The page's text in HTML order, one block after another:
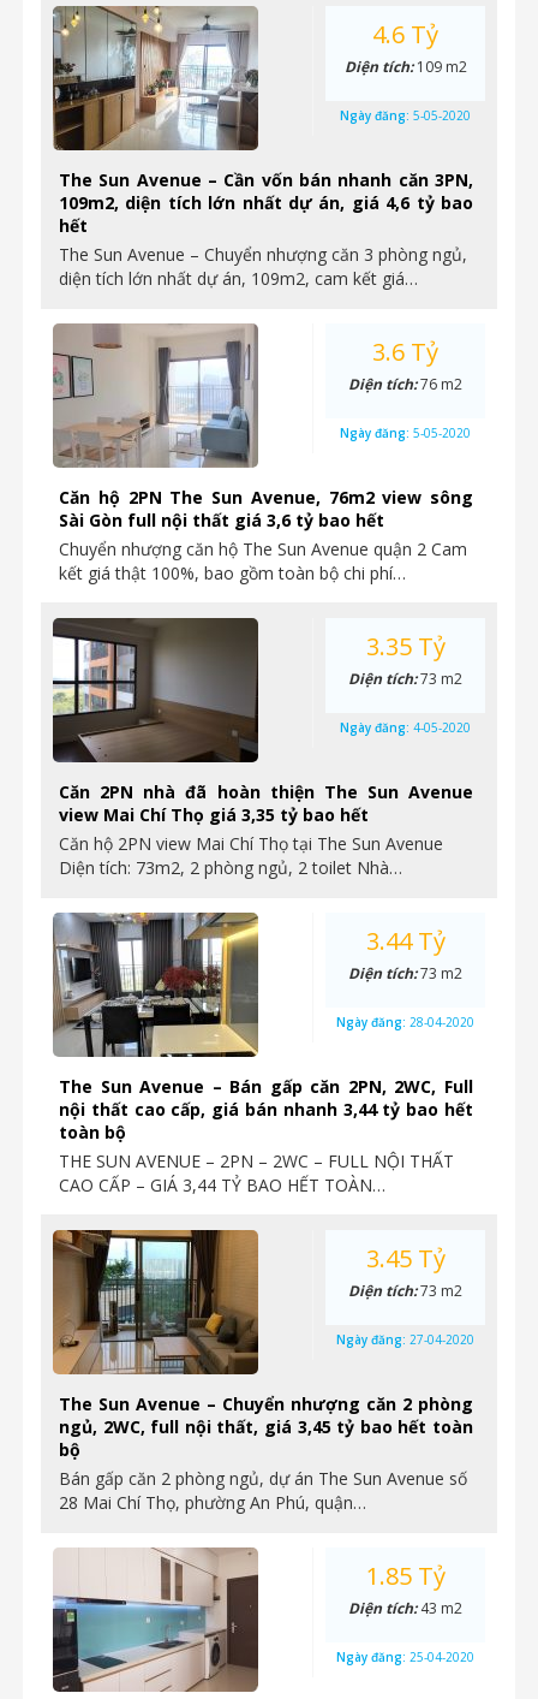
The Sun Avenue – Cần vốn bán nhanh căn 3PN,
109m2, diện tích lớn nhất dự án, giá 4,6 tỷ bao
hết
The Sun Avenue – Chuyển nhượng căn 3 phòng ngủ,
diện tích lớn nhất dự án, 109m2, cam kết giá…
4.6 Tỷ
Diện tích:109 m2
Ngày đăng: 5-05-2020
Căn hộ 2PN The Sun Avenue, 76m2 view sông
Sài Gòn full nội thất giá 3,6 tỷ bao hết
Chuyển nhượng căn hộ The Sun Avenue quận 2 Cam
kết giá thật 100%, bao gồm toàn bộ chi phí…
3.6 Tỷ
Diện tích:76 m2
Ngày đăng: 5-05-2020
Căn 2PN nhà đã hoàn thiện The Sun Avenue
view Mai Chí Thọ giá 3,35 tỷ bao hết
Căn hộ 2PN view Mai Chí Thọ tại The Sun Avenue
Diện tích: 73m2, 2 phòng ngủ, 2 toilet Nhà…
3.35 Tỷ
Diện tích:73 m2
Ngày đăng: 4-05-2020
The Sun Avenue – Bán gấp căn 2PN, 2WC, Full
nội thất cao cấp, giá bán nhanh 3,44 tỷ bao hết
toàn bộ
THE SUN AVENUE – 2PN – 2WC – FULL NỘI THẤT
CAO CẤP – GIÁ 3,44 TỶ BAO HẾT TOÀN…
3.44 Tỷ
Diện tích:73 m2
Ngày đăng: 28-04-2020
The Sun Avenue – Chuyển nhượng căn 2 phòng
ngủ, 2WC, full nội thất, giá 3,45 tỷ bao hết toàn
bộ
Bán gấp căn 2 phòng ngủ, dự án The Sun Avenue số
28 Mai Chí Thọ, phường An Phú, quận…
3.45 Tỷ
Diện tích:73 m2
Ngày đăng: 27-04-2020
1.85 Tỷ
Diện tích:43 m2
Ngày đăng: 25-04-2020